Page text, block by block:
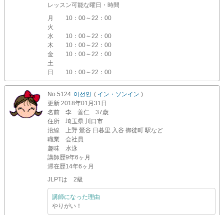
レッスン可能な曜日・時間
月
10：00～22：00
火
水
10：00～22：00
木
10：00～22：00
金
10：00～22：00
土
日
10：00～22：00
No.5124 이선인 ( イン・ソンイン )
更新:2018年01月31日
名前
李 善仁 37歳
住所
埼玉県 川口市
沿線
上野 鶯谷 日暮里 入谷 御徒町 駅など
職業
会社員
趣味
水泳
講師歴9年6ヶ月
滞在歴14年6ヶ月
JLPTは 2級
講師になった理由
やりがい！